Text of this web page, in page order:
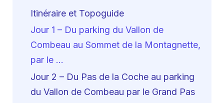
Itinéraire et Topoguide
Jour 1 – Du parking du Vallon de
Combeau au Sommet de la Montagnette,
par le …
Jour 2 – Du Pas de la Coche au parking
du Vallon de Combeau par le Grand Pas